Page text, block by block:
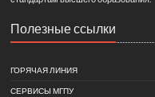
Полезные ссылки
ГОРЯЧАЯ ЛИНИЯ
СЕРВИСЫ МГПУ